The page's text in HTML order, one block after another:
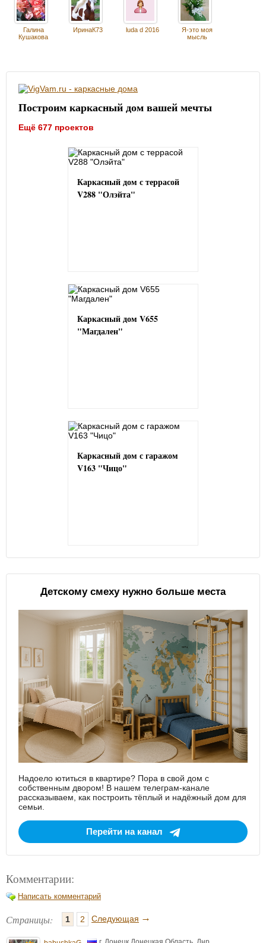
Галина
Кушакова
ИринаК73 luda d 2016
Я-это моя
мысль
Построим каркасный дом вашей мечты
Ещё 677 проектов
Каркасный дом с террасой
V288 "Олэйта"
Каркасный дом V655
"Магдален"
Каркасный дом с гаражом
V163 "Чицо"
Детскому смеху нужно больше места
Надоело ютиться в квартире? Пора в свой дом с
собственным двором! В нашем телеграм-канале
рассказываем, как построить тёплый и надёжный дом для
семьи.
Перейти на канал
Комментарии:
Написать комментарий
Страницы: 1 2 Следующая →